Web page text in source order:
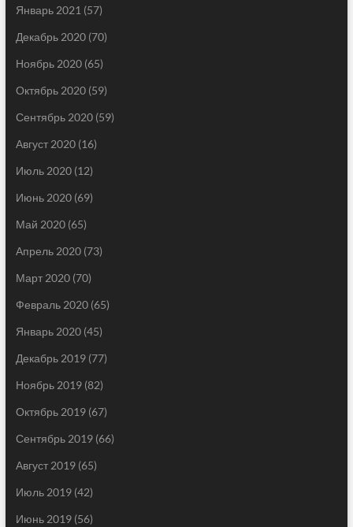
Январь 2021 (57)
Декабрь 2020(70)
Ноябрь 2020(65)
Октябрь 2020(59)
Сентябрь 2020(59)
Август 2020(16)
Июль 2020(12)
Июнь 2020(69)
Май 2020(65)
Апрель 2020(73)
Март 2020(70)
Февраль 2020(65)
Январь 2020(45)
Декабрь 2019(77)
Ноябрь 2019(82)
Октябрь 2019(67)
Сентябрь 2019(66)
Август 2019(65)
Июль 2019(42)
Июнь 2019(56)